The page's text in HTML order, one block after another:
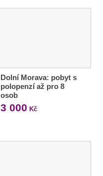
Dolní Morava: pobyt s
polopenzí až pro 8
osob
3 000 Kč